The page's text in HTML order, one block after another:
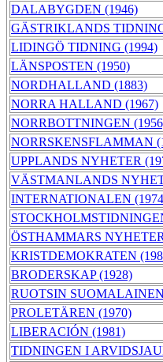
DALABYGDEN (1946)
GÄSTRIKLANDS
LIDINGÖ TIDNING (1994)
LÄNSPOSTEN (1950)
NORDHALLAND (1883)
NORRA HALLAND (1967)
NORRBOTTNINGEN
NORRSKENSFLAMMAN
UPPLANDS NYHETER
VÄSTMANLANDS
INTERNATIONALEN
ÖSTHAMMARS
KRISTDEMOKRATEN
BRODERSKAP (1928)
RUOTSIN
PROLETÄREN (1970)
LIBERACIÓN (1981)
TIDNINGEN I